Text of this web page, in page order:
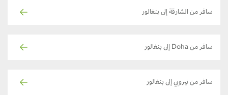
سافر من الشارقة إلى بنغالور
سافر من Doha إلى بنغالور
سافر من نيروبي إلى بنغالور